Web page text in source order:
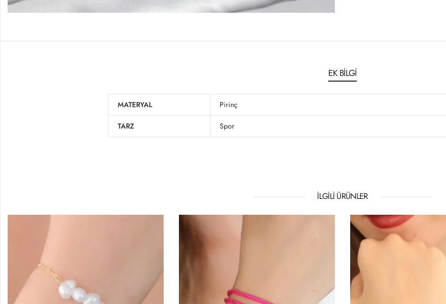
EK BILGI
MATERYAL Pirinç
TARZ Spor
İLGILI ÜRÜNLER